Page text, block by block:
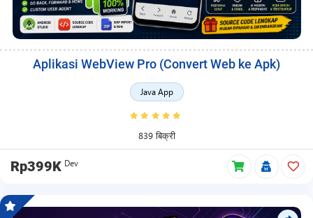
Aplikasi WebView Pro (Convert Web ke Apk)
Java App
839 बिक्री
Rp399K Dev